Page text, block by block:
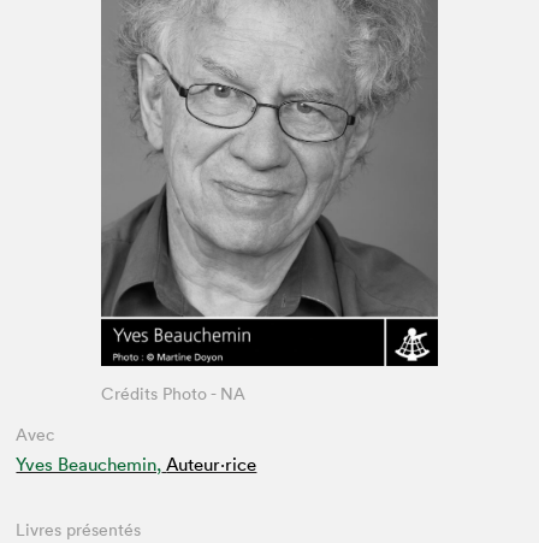
Avec
Yves Beauchemin, Auteur·rice
Crédits Photo - NA
Livres présentés